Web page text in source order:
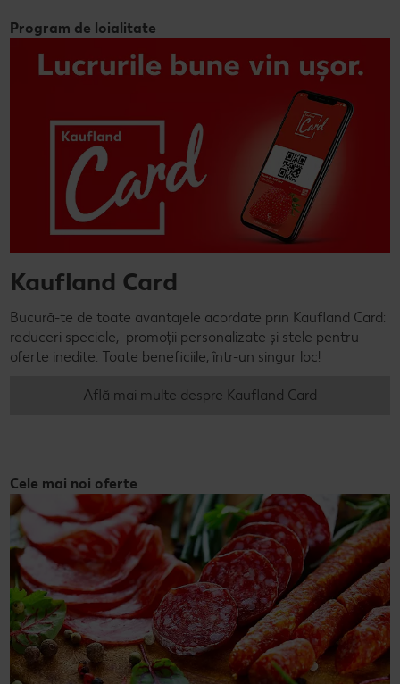
Program de loialitate
Kaufland Card
Bucură-te de toate avantajele acordate prin Kaufland Card:
reduceri speciale, promoții personalizate și stele pentru
oferte inedite. Toate beneficiile, într-un singur loc!
Află mai multe despre Kaufland Card
Cele mai noi oferte